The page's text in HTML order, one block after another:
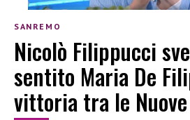
SANREMO
Nicolò Filippucci
sentito Maria De
vittoria tra le